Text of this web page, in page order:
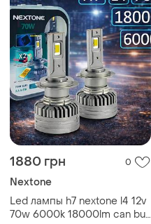
1880 грн 0
Nextone
Led лампы h7 nextone l4 12v
70w 6000k 18000lm can bus